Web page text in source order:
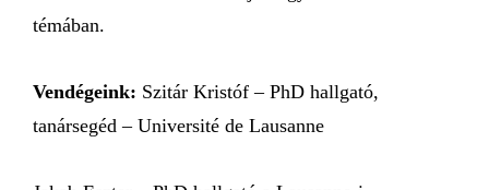
témában.
Vendégeink: Szitár Kristóf – PhD hallgató,
tanársegéd – Université de Lausanne